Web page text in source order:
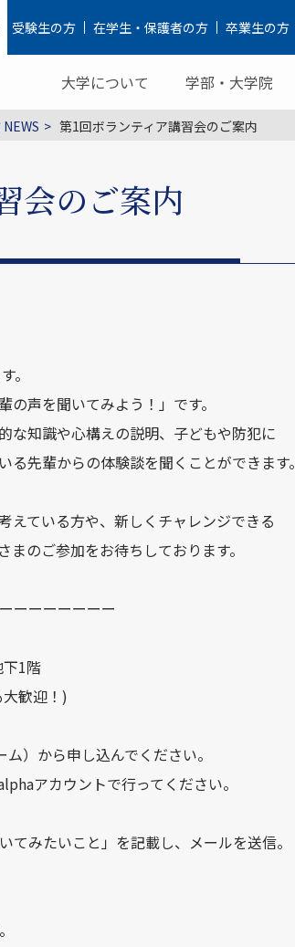
受験生の方 在学生・保護者の方 卒業生の方
大学について 学部・大学院
第1回ボランティア講習会のご案内
会のご案内
。
声を聞いてみよう！」です。
な知識や心構えの説明、子どもや防犯に
先輩からの体験談を聞くことができます。
えている方や、新しくチャレンジできる
のご参加をお待ちしております。
ーーーーーーー
1階
歓迎！)
ら申し込んでください。
カウントで行ってください。
いこと」を記載し、メールを送信。